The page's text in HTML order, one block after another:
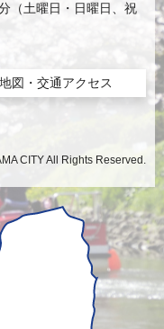
（土曜日・日曜日、祝
地図・交通アクセス
CITY All Rights Reserved.